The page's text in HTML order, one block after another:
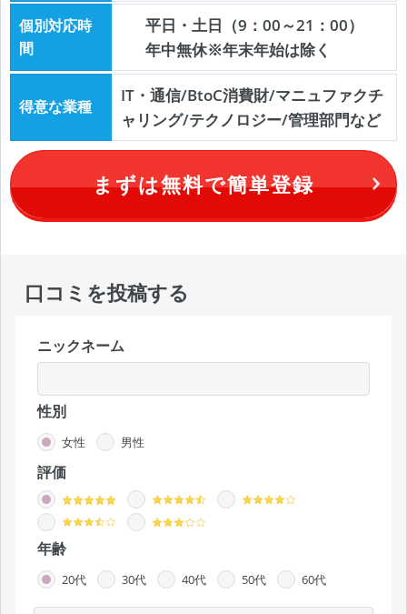
個別対応時
間
平日・土日（9：00～21：00）
年中無休※年末年始は除く
得意な業種
IT・通信/BtoC消費財/マニュファクチ
ャリング/テクノロジー/管理部門など
まずは無料で簡単登録
口コミを投稿する
ニックネーム
性別
女性 男性
評価
年齢
20代 30代 40代 50代 60代